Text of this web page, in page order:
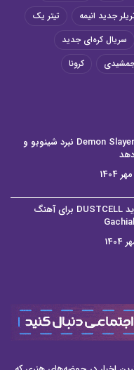
جدید انیمه
تیتر یک
سریال کره‌ای جدید
کرونا
تریلر جدید انیمه Demon Slayer نبرد شینوبو و
موزیک‌ویدیو جدید DUSTCELL برای آهنگ